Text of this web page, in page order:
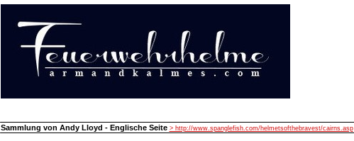
Sammlung von Andy Lloyd - Englische Seite > http://www.spanglefish.com/helmetsofthebravest/cairns.asp